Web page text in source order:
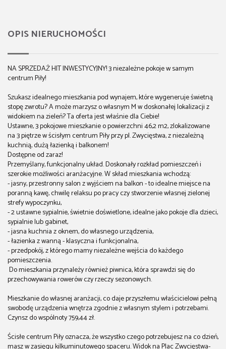
OPIS NIERUCHOMOŚCI
NA SPRZEDAŻ HIT INWESTYCYJNY! 3 niezależne pokoje w samym
centrum Piły!
Szukasz idealnego mieszkania pod wynajem, które wygeneruje świetną
stopę zwrotu? A może marzysz o własnym M w doskonałej lokalizacji z
widokiem na zieleń? Ta oferta jest właśnie dla Ciebie!
Ustawne, 3 pokojowe mieszkanie o powierzchni 46,2 m2, zlokalizowane
na 3 piętrze w ścisłym centrum Piły przy pl. Zwycięstwa, z niezależną
kuchnią, dużą łazienką i balkonem!
Dostępne od zaraz!
Przemyślany, funkcjonalny układ. Doskonały rozkład pomieszczeń i
szerokie możliwości aranżacyjne. W skład mieszkania wchodzą:
- jasny, przestronny salon z wyjściem na balkon - to idealne miejsce na
poranną kawę, chwilę relaksu po pracy czy stworzenie własnej zielonej
strefy wypoczynku,
- 2 ustawne sypialnie, świetnie doświetlone, idealne jako pokoje dla dzieci,
sypialnie lub gabinet,
- jasna kuchnia z oknem, do własnego urządzenia,
- łazienka z wanną - klasyczna i funkcjonalna,
- przedpokój, z którego mamy niezależne wejścia do każdego
pomieszczenia.
Do mieszkania przynależy również piwnica, która sprawdzi się do
przechowywania rowerów czy rzeczy sezonowych.
Mieszkanie do własnej aranżacji, co daje przyszłemu właścicielowi pełną
swobodę urządzenia wnętrza zgodnie z własnym stylem i potrzebami.
Czynsz do wspólnoty 759,44 zł.
Ścisłe centrum Piły oznacza, że wszystko czego potrzebujesz na co dzień,